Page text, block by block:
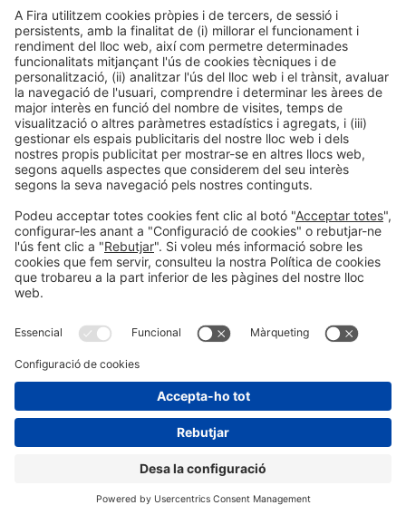
Post Anterior
Entrevista a Alberto Maestre, CEO de Técnica de
Fluidos, Global Partner Expoquimia 2023
Següent Post
AIMPLAS llança una potent oferta de títols
professionals propis per millorar la qualificació del
sector del plàstic
#EXPOQUIMIA2026
a les xarxes socials
© 2026 Fira de Barcelona